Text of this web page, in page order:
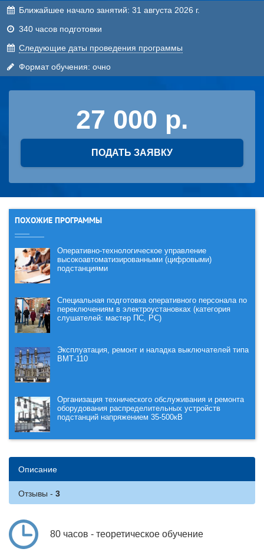
Ближайшее начало занятий: 31 августа 2026 г.
340 часов подготовки
Cледующие даты проведения программы
Формат обучения: очно
27 000
ПОДАТЬ ЗАЯВКУ
ПОХОЖИЕ ПРОГРАММЫ
Оперативно-технологическое управление
высокоавтоматизированными (цифровыми)
подстанциями
Специальная подготовка оперативного персонала по
переключениям в электроустановках (категория
слушателей: мастер ПС, РС)
Эксплуатация, ремонт и наладка выключателей типа
ВМТ-110
Организация технического обслуживания и ремонта
оборудования распределительных устройств
подстанций напряжением 35-500кВ
Описание
Отзывы
80 часов - теоретическое обучение